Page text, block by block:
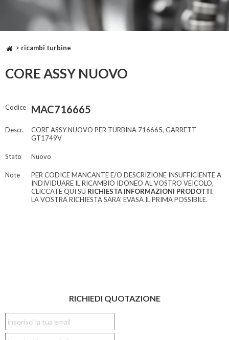
> ricambi turbine
CORE ASSY NUOVO
Codice MAC716665
Descr.
CORE ASSY NUOVO PER TURBINA 716665, GARRETT
GT1749V
Stato Nuovo
Note
PER CODICE MANCANTE E/O DESCRIZIONE INSUFFICIENTE A
INDIVIDUARE IL RICAMBIO IDONEO AL VOSTRO VEICOLO,
CLICCATE QUI SU RICHIESTA INFORMAZIONI PRODOTTI.
LA VOSTRA RICHIESTA SARA' EVASA IL PRIMA POSSIBILE.
RICHIEDI QUOTAZIONE